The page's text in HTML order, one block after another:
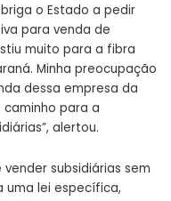
o Estado a pedir
para venda de
muito para a fibra
Minha preocupação
dessa empresa da
para a
alertou.
vender subsidiárias sem
uma lei específica,